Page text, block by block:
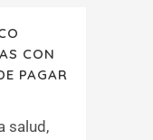
CON
PAGAR
salud,